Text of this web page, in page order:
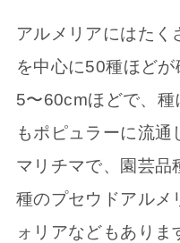
アルメリアにはたく
を中心に50種ほど
5〜60cmほどで、
もポピュラーに流通
マリチマで、園芸品
種のプセウドアルメ
ォリアなどもありま